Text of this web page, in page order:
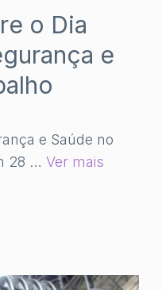
o Dia
e
e Saúde no
28 … Ver mais